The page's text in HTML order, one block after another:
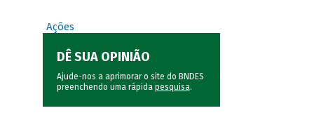
Ações
DÊ SUA OPINIÃO
Ajude-nos a aprimorar o site do BNDES
preenchendo uma rápida pesquisa.